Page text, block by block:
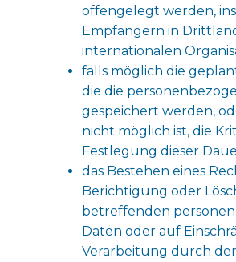
offengelegt werden,
Empfängern in
internationalen
falls möglich die
die die
gespeichert werden,
nicht möglich ist, die
Festlegung dieser
das Bestehen eines
Berichtigung oder
betreffenden
Daten oder auf
Verarbeitung durch